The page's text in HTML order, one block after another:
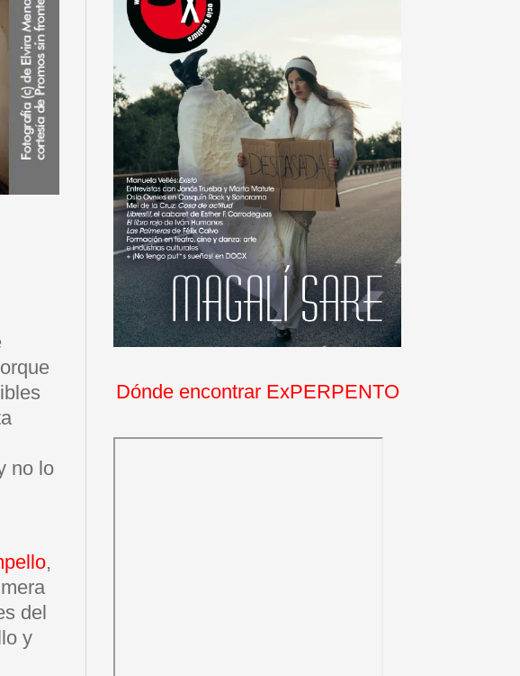
no lo
,
del
y
Dónde encontrar ExPERPENTO